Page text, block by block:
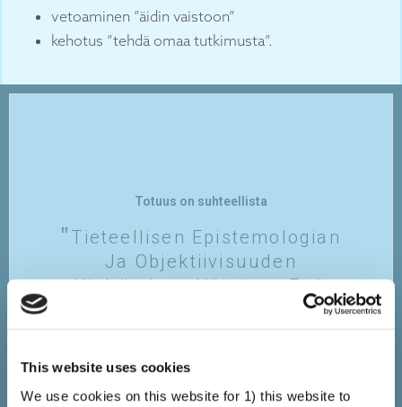
This website uses cookies
We use cookies on this website for 1) this website to
vetoaminen ”äidin vaistoon”
kehotus ”tehdä omaa tutkimusta”.
Totuus on suhteellista
Tieteellisen Epistemologian
Ja Objektiivisuuden
Kieltäminen Väittäen, Että